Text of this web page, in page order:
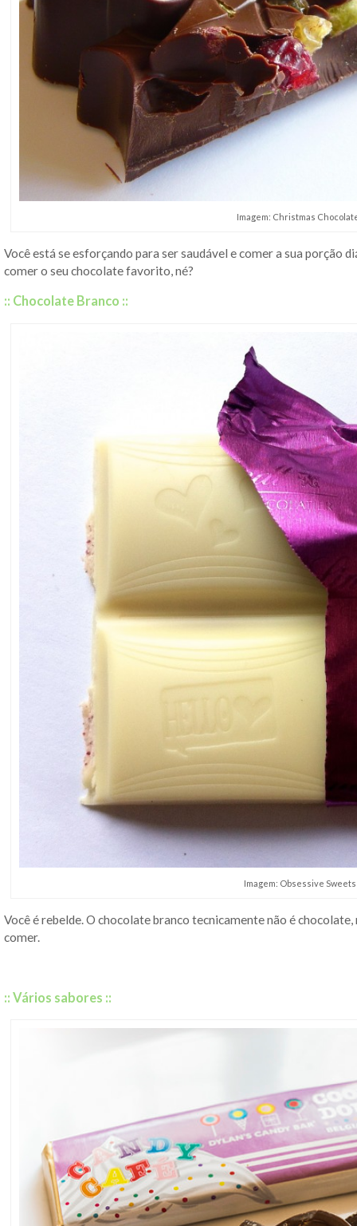
Imagem: Christmas
Você está se esforçando para ser saudável e comer a sua porção
comer o seu chocolate favorito, né?
:: Chocolate Branco ::
Imagem: Obsessive Sweets
Você é rebelde.O chocolate branco tecnicamente não é chocolate,
comer.
:: Vários sabores ::